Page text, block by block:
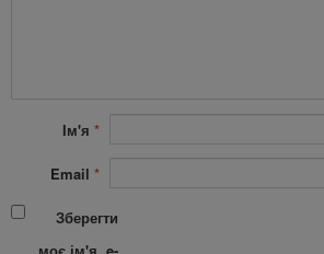
Ім'я *
Email *
Зберегти